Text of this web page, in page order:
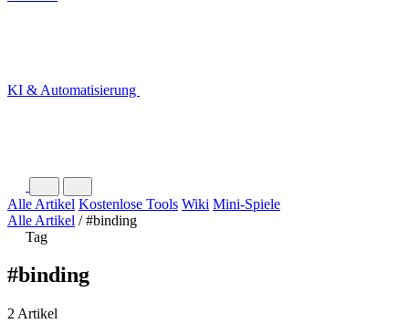
KI & Automatisierung
Alle Artikel Kostenlose Tools Wiki Mini-Spiele
Alle Artikel / #binding
Tag
#binding
2 Artikel